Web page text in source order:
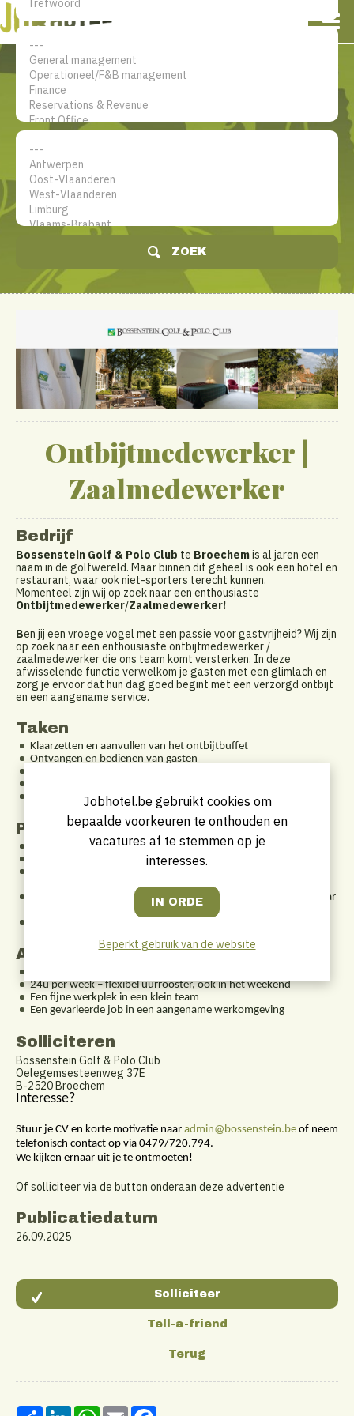
De jobsite voor hotel
professionals
ZOEK
Ontbijtmedewerker |
Zaalmedewerker
Bedrijf
Bossenstein Golf & Polo Club te Broechemis al jaren een
naam in de golfwereld. Maar binnen dit geheel is ook een hotel en
restaurant, waar ook niet-sporters terecht kunnen.
Momenteel zijn wij op zoek naar een enthousiaste
Ontbijtmedewerker/Zaalmedewerker!
Ben jij een vroege vogel met een passie voor gastvrijheid? Wij zijn
op zoek naar een enthousiaste ontbijtmedewerker /
zaalmedewerker die ons team komt versterken. In deze
afwisselende functie verwelkom je gasten met een glimlach en
zorg je ervoor dat hun dag goed begint met een verzorgd ontbijt
en een aangename service.
Taken
Klaarzetten en aanvullen van het ontbijtbuffet
Ontvangen en bedienen van gasten
Zorgen voor een nette en gastvrije omgeving
Profiel
Je spreekt vloeiend Nederlands
Je bent klantvriendelijk, verzorgd en gemotiveerd
Je beschikt over eigen vervoer (onze locatie is moeilijk bereikbaar
met het openbaar vervoer)
Aanbod
24u per week – flexibel uurrooster, ook in het weekend
Een fijne werkplek in een klein team
Een gevarieerde job in een aangename werkomgeving
Solliciteren
Bossenstein Golf & Polo Club
Oelegemsesteenweg 37E
B-2520 Broechem
Interesse?
Stuur je CV en korte motivatie naar admin@bossenstein.be of neem
telefonisch contact op via 0479/720.794.
We kijken ernaar uit je te ontmoeten!
Of solliciteer via de button onderaan deze advertentie
Publicatiedatum
26.09.2025
Share LinkedInWhatsApp
Email
Jobhotel.be gebruikt cookies om
bepaalde voorkeuren te onthouden en
vacatures af te stemmen op je
interesses.
Beperkt gebruik van de website